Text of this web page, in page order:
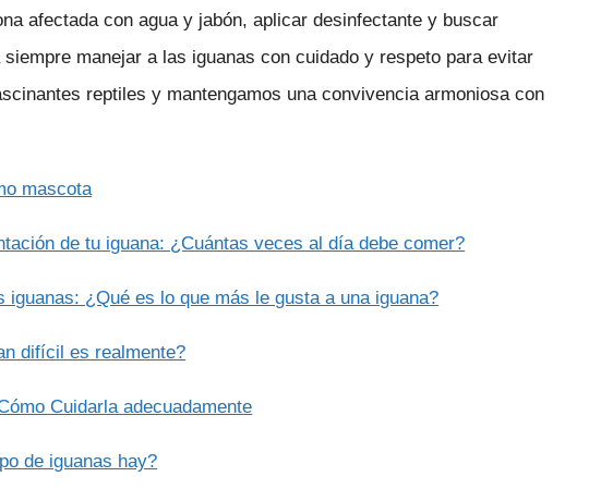
afectada con agua y jabón, aplicar desinfectante y buscar
manejar a las iguanas con cuidado y respeto para evitar
reptiles y mantengamos una convivencia armoniosa con
mascota
de tu iguana: ¿Cuántas veces al día debe comer?
¿Qué es lo que más le gusta a una iguana?
difícil es realmente?
Cuidarla adecuadamente
de iguanas hay?